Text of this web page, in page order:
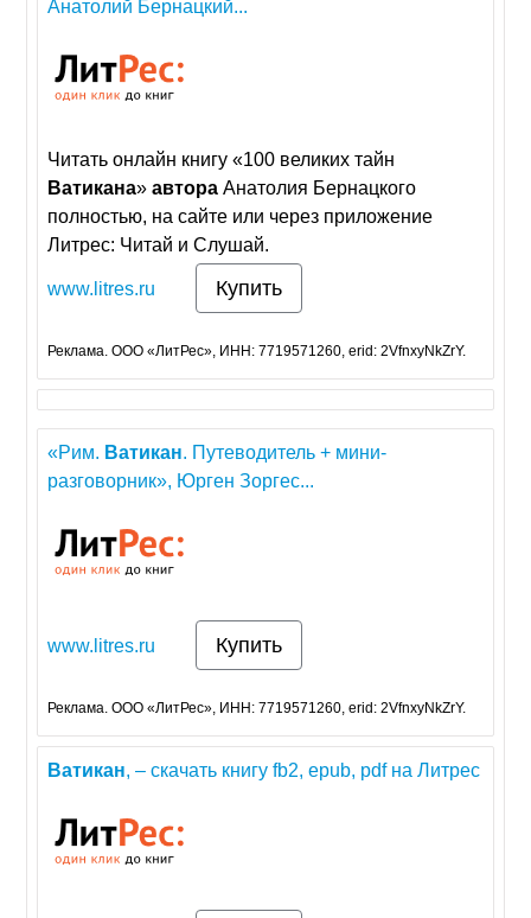
Анатолий Бернацкий...
Читать онлайн книгу «100 великих тайн
Ватикана»автора Анатолия Бернацкого
полностью, на сайте или через приложение
Литрес: Читай и Слушай.
www.litres.ru Купить
Реклама. ООО «ЛитРес», ИНН: 7719571260, erid: 2VfnxyNkZrY.
«Рим. Ватикан. Путеводитель + мини-
разговорник», Юрген Зоргес...
www.litres.ru Купить
Реклама. ООО «ЛитРес», ИНН: 7719571260, erid: 2VfnxyNkZrY.
Ватикан, – скачать книгу fb2, epub, pdf на Литрес